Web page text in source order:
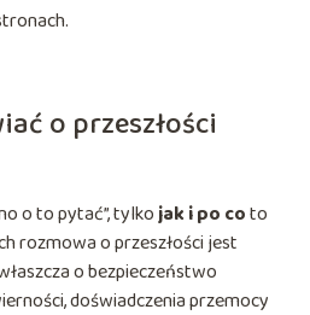
o przeszłości
o to pytać”, tylkojak i po coto
rozmowa o przeszłości jest
o bezpieczeństwo
doświadczenia przemocy